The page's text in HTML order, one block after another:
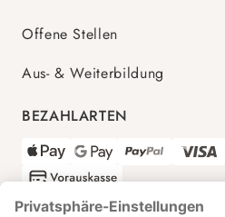
Offene Stellen
Aus- & Weiterbildung
BEZAHLARTEN
VERSANDPARTNER